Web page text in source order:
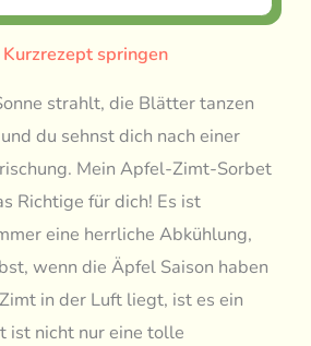
Kurzrezept springen
strahlt, die Blätter tanzen
du sehnst dich nach einer
Mein Apfel-Zimt-Sorbet
Richtige für dich! Es ist
eine herrliche Abkühlung,
wenn die Äpfel Saison haben
in der Luft liegt, ist es ein
ist nicht nur eine tolle